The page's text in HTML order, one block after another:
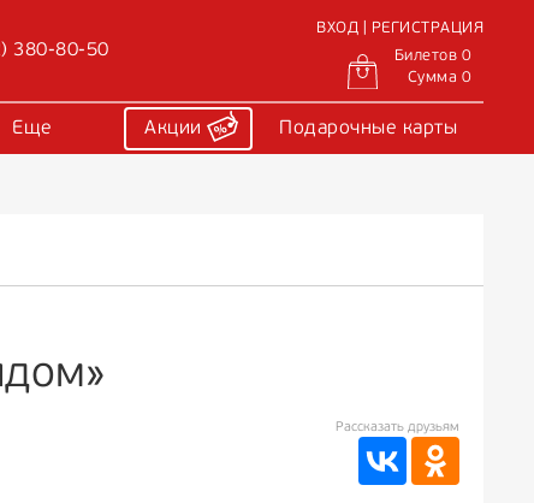
380-80-50
ВХОД | РЕГИСТРАЦИЯ
Билетов 0
Сумма 0
Еще Акции Подарочные карты
Рассказать друзьям